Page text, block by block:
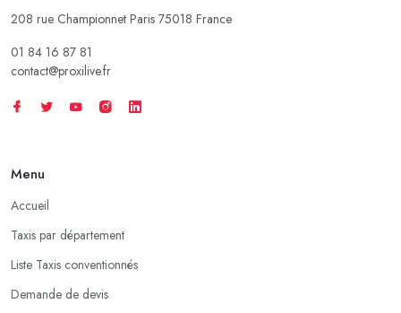
208 rue Championnet Paris 75018 France
01 84 16 87 81
contact@proxilive.fr
Menu
Accueil
Taxis par département
Liste Taxis conventionnés
Demande de devis